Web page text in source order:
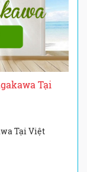
Tại
Tại Việt